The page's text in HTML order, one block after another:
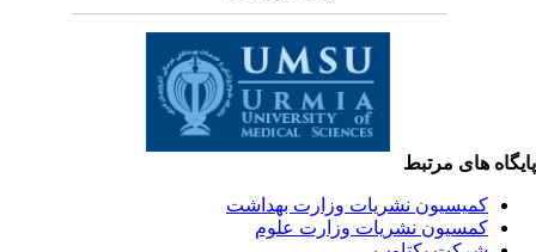
های مرتبط
کمیسیون نشریات وزارت بهداشت
کمسیون نشریات وزارت علوم